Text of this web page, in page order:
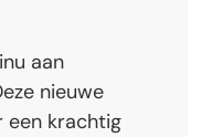
aan
nieuwe
een krachtig